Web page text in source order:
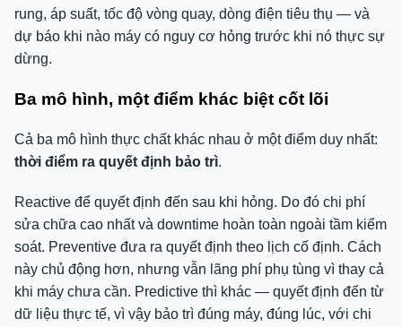
rung, áp suất, tốc độ vòng quay, dòng điện tiêu thụ — và
dự báo khi nào máy có nguy cơ hỏng trước khi nó thực sự
dừng.
Ba mô hình, một điểm khác biệt cốt lõi
Cả ba mô hình thực chất khác nhau ở một điểm duy nhất:
thời điểm ra quyết định bảo trì.
Reactive để quyết định đến sau khi hỏng. Do đó chi phí
sửa chữa cao nhất và downtime hoàn toàn ngoài tầm kiểm
soát. Preventive đưa ra quyết định theo lịch cố định. Cách
này chủ động hơn, nhưng vẫn lãng phí phụ tùng vì thay cả
khi máy chưa cần. Predictive thì khác — quyết định đến từ
dữ liệu thực tế, vì vậy bảo trì đúng máy, đúng lúc, với chi